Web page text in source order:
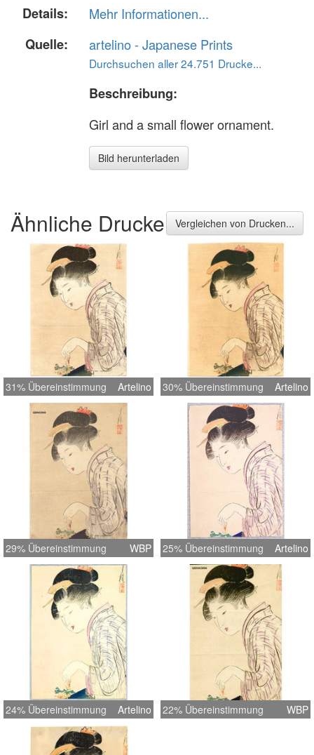
Details:
Mehr Informationen...
Quelle:
artelino - Japanese Prints
Durchsuchen aller 24.751 Drucke...
Beschreibung:
Girl and a small flower ornament.
Bild herunterladen
Ähnliche Drucke Vergleichen von Drucken...
31% Übereinstimmung Artelino 30% Übereinstimmung Artelino
29% Übereinstimmung WBP 25% Übereinstimmung Artelino
24% Übereinstimmung Artelino 22% Übereinstimmung WBP